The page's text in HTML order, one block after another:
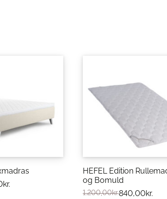
Tencel
metode,
med god
bæredygtig
af høj
og bidrager til
følelse af
Uni Tencel!
Det kan nemt
ved lav varme.
utrolig
og glatte
kr.
HEFEL Edition
og Bomuld
1.200,00kr.840,00kr.